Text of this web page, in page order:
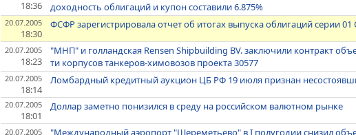
18:36
доходность облигаций и купон составили 6.875%
20.07.2005
18:30
ФСФР зарегистрировала отчет об итогах выпуска облигаций серии
20.07.2005
18:23
"МНП" и голландская Rensen Shipbuilding BV. заключили контракт
ти корпусов танкеров-химовозов проекта 30577
20.07.2005
18:14
Ломбардный кредитный аукцион ЦБ РФ 19 июля признан
20.07.2005
18:01
Доллар заметно понизился в среду на российском валютном рынке
20.07.2005 "Международный аэропорт "Шереметьево" в I полугодии снизил